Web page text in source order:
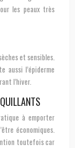
les peaux très
et sensibles.
aussi l’épiderme
l’hiver.
à emporter
économiques.
toutefois car